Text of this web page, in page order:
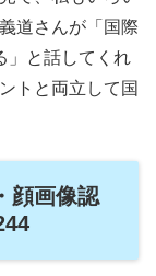
道さんが「国際
」と話してくれ
トと両立して国
顔画像認